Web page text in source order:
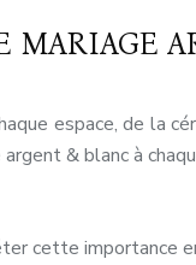
espace, de la
& blanc à
cette importance